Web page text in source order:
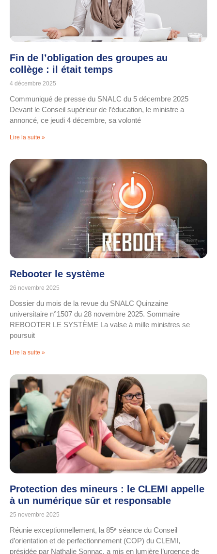
Fin de l’obligation des groupes au
collège : il était temps
4 décembre 2025
Communiqué de presse du SNALC du 5 décembre 2025
Devant le Conseil supérieur de l’éducation, le ministre a
annoncé, ce jeudi 4 décembre, sa volonté
Lire la suite »
Rebooter le système
26 novembre 2025
Dossier du mois de la revue du SNALC Quinzaine
universitaire n°1507 du 28 novembre 2025. Sommaire
REBOOTER LE SYSTÈME La valse à mille ministres se
poursuit
Lire la suite »
Protection des mineurs : le CLEMI appelle
à un numérique sûr et responsable
25 novembre 2025
Réunie exceptionnellement, la 85ᵉ séance du Conseil
d’orientation et de perfectionnement (COP) du CLEMI,
présidée par Nathalie Sonnac, a mis en lumière l’urgence de